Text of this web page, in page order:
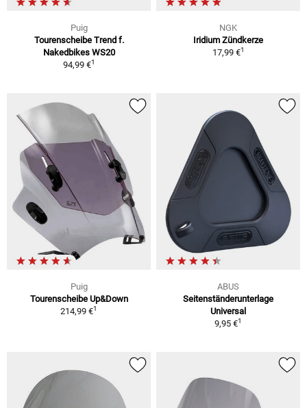
Puig
Tourenscheibe Trend f.
Nakedbikes WS20
94,99 €1
NGK
Iridium Zündkerze
17,99 €1
Puig
Tourenscheibe Up&Down
214,99 €1
ABUS
Seitenständerunterlage
Universal
9,95 €1